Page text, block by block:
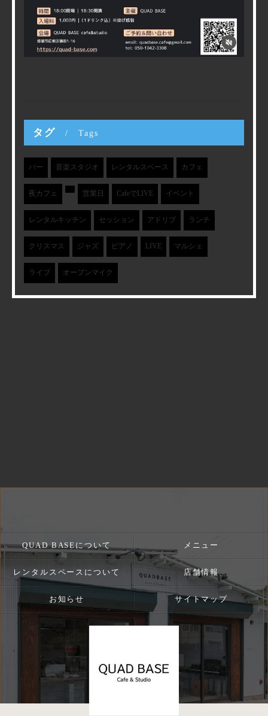
タグ Tags
バー 音楽スタジオ レンタルスペース カフェ
夜カフェ 営業日 CafeでLIVE イベント
レンタルキッチン セッション アドリブ ランチ
クリスマス ジャズ ピアノ LIVE マルシェ
ライブ オープンマイク
QUAD BASEについて メニュー
レンタルスペースについて 店舗情報
お知らせ サイトマップ